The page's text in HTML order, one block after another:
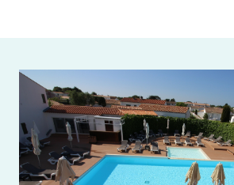
Image